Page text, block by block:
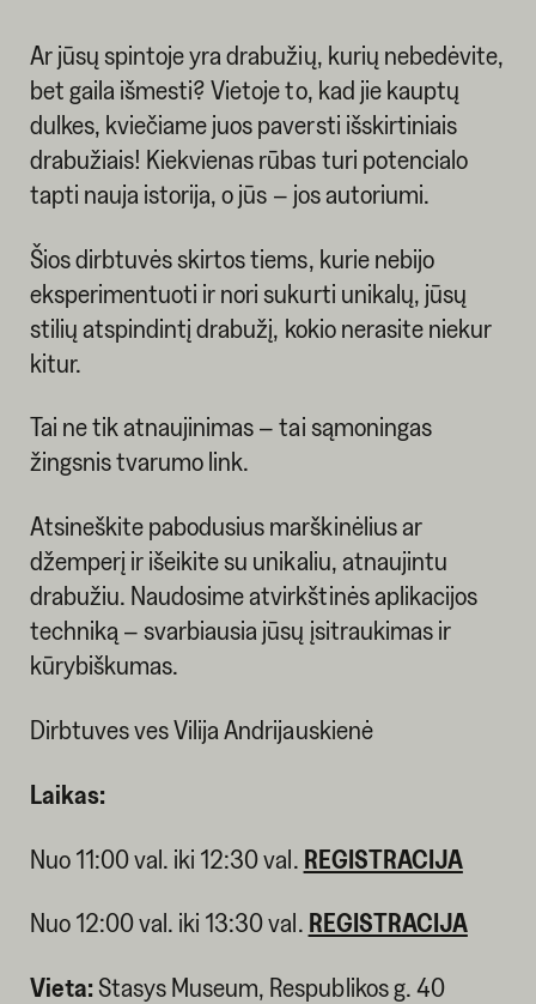
Ar jūsų spintoje yra drabužių, kurių nebedėvite,
bet gaila išmesti? Vietoje to, kad jie kauptų
dulkes, kviečiame juos paversti išskirtiniais
drabužiais! Kiekvienas rūbas turi potencialo
tapti nauja istorija, o jūs – jos autoriumi.
Šios dirbtuvės skirtos tiems, kurie nebijo
eksperimentuoti ir nori sukurti unikalų, jūsų
stilių atspindintį drabužį, kokio nerasite niekur
kitur.
Tai ne tik atnaujinimas – tai sąmoningas
žingsnis tvarumo link.
Atsineškite pabodusius marškinėlius ar
džemperį ir išeikite su unikaliu, atnaujintu
drabužiu. Naudosime atvirkštinės aplikacijos
techniką – svarbiausia jūsų įsitraukimas ir
kūrybiškumas.
Dirbtuves ves Vilija Andrijauskienė
Laikas:
Nuo 11:00 val. iki 12:30 val. REGISTRACIJA
Nuo 12:00 val. iki 13:30 val. REGISTRACIJA
Vieta:Stasys Museum, Respublikos g. 40